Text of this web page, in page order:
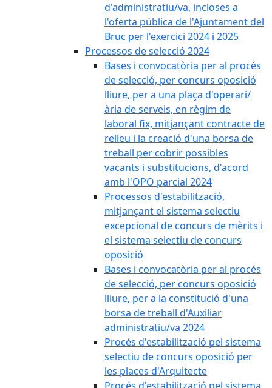
d'administratiu/va, incloses a
l'oferta pública de l'Ajuntament del
Bruc per l'exercici 2024 i 2025
Processos de selecció 2024
Bases i convocatòria per al procés
de selecció, per concurs oposició
lliure, per a una plaça d'operari/
ària de serveis, en règim de
laboral fix, mitjançant contracte de
relleu i la creació d'una borsa de
treball per cobrir possibles
vacants i substitucions, d'acord
amb l'OPO parcial 2024
Processos d'estabilització,
mitjançant el sistema selectiu
excepcional de concurs de mèrits i
el sistema selectiu de concurs
oposició
Bases i convocatòria per al procés
de selecció, per concurs oposició
lliure, per a la constitució d'una
borsa de treball d'Auxiliar
administratiu/va 2024
Procés d'estabilització pel sistema
selectiu de concurs oposició per
les places d'Arquitecte